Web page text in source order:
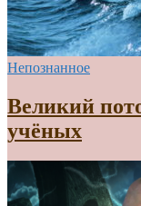
Непознанное
Великий
учёных